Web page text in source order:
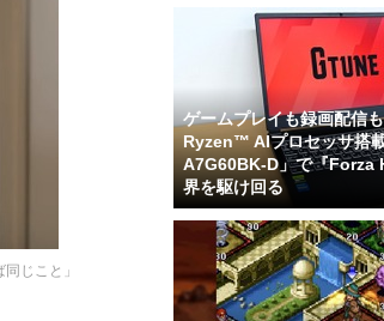
じこと」
ゲームプレイも録画配信
Ryzen™ AIプロセッサ搭
A7G60BK-D」で『Forza
界を駆け回る